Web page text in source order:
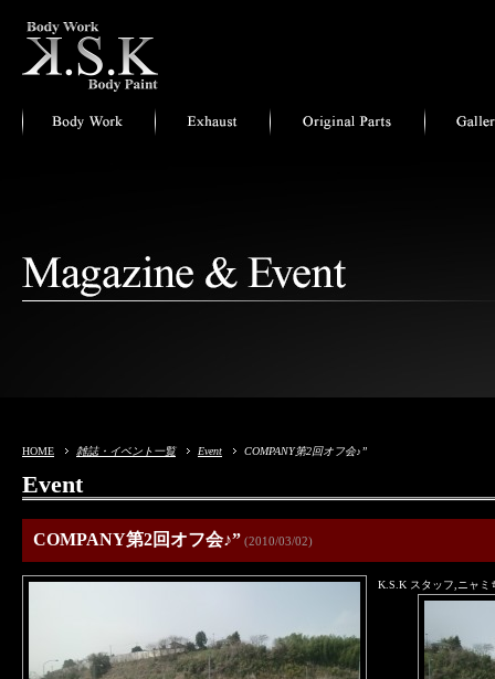
HOME 雑誌・イベント一覧 Event COMPANY第2回オフ会♪”
Event
COMPANY第2回オフ会♪” (2010/03/02)
K.S.K スタッフ,ニャ